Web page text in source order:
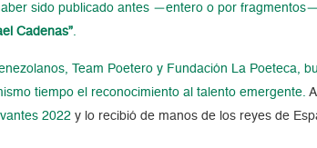
sido publicado antes —entero o por
Cadenas”
Team Poetero y Fundación La Poeteca,
tiempo el reconocimiento al talento emergente.
2022 y lo recibió de manos de los reyes de